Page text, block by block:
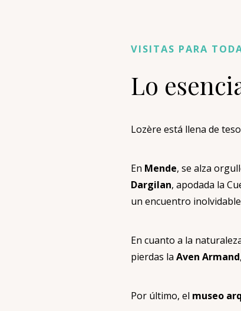
VISITAS PARA
Lo
Lozère está llena de
En Mende, se alza
Dargilan, apodada la
un encuentro
En cuanto a la
pierdas la Aven Armand
Por último, el museo